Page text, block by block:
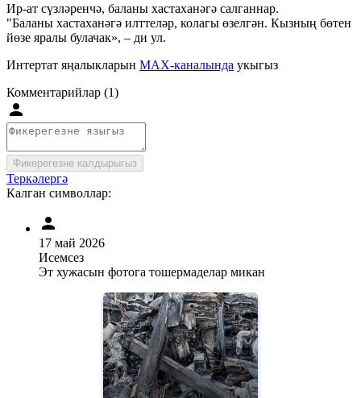
Ир-ат сүзләренчә, баланы хастаханәгә салганнар.
"Баланы хастаханәгә илттеләр, колагы өзелгән. Кызның бөтен
йөзе яралы булачак», – ди ул.
Интертат яңалыкларын MAX-каналында укыгыз
Комментарийлар (1)
Фикерегезне калдырыгыз
Теркәлергә
Калган символлар:
17 май 2026
Исемсез
Эт хужасын фотога тошермаделар микан